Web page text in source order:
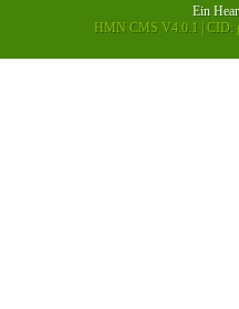
Ein
HMN CMS V4.0.1 |CID: